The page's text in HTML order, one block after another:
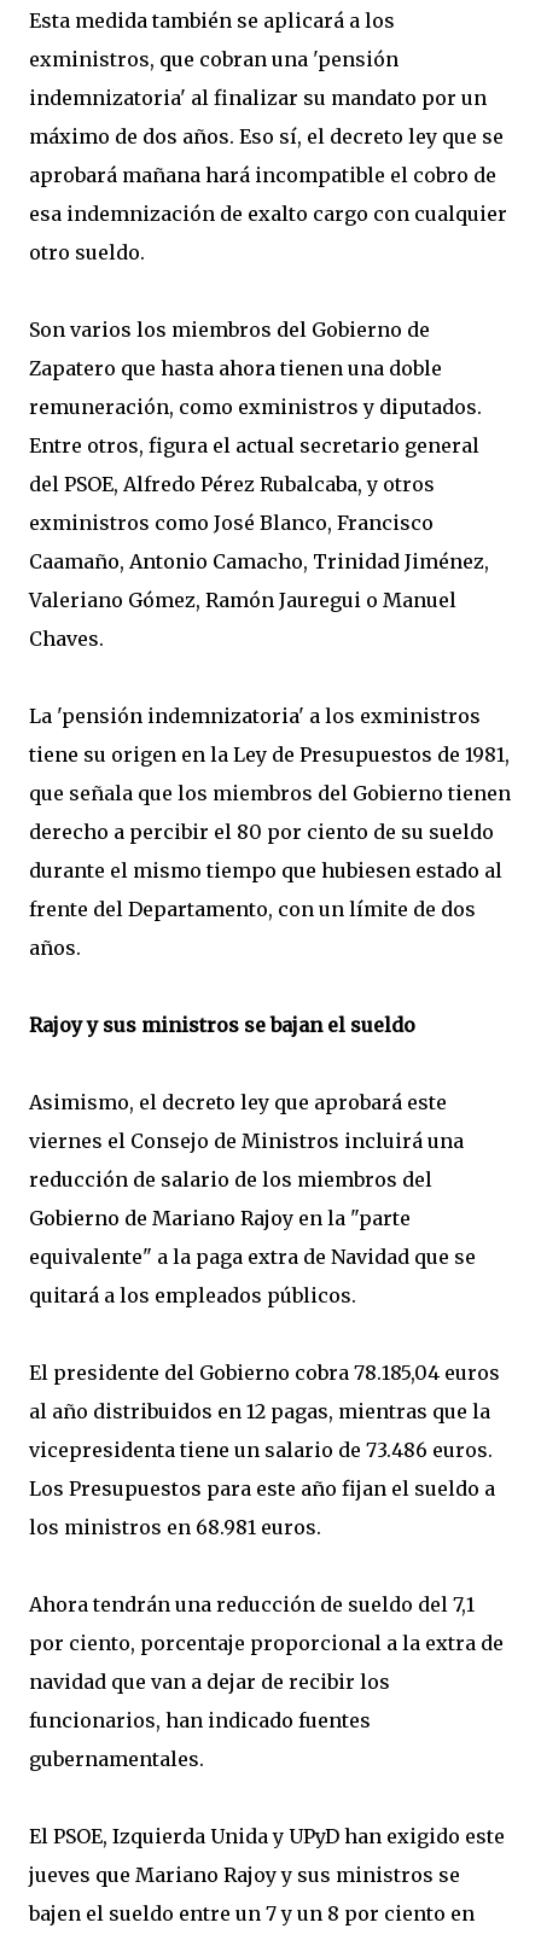
Esta medida también se aplicará a los
exministros, que cobran una 'pensión
indemnizatoria' al finalizar su mandato por un
máximo de dos años. Eso sí, el decreto ley que se
aprobará mañana hará incompatible el cobro de
esa indemnización de exalto cargo con cualquier
otro sueldo.
Son varios los miembros del Gobierno de
Zapatero que hasta ahora tienen una doble
remuneración, como exministros y diputados.
Entre otros, figura el actual secretario general
del PSOE, Alfredo Pérez Rubalcaba, y otros
exministros como José Blanco, Francisco
Caamaño, Antonio Camacho, Trinidad Jiménez,
Valeriano Gómez, Ramón Jauregui o Manuel
Chaves.
La 'pensión indemnizatoria' a los exministros
tiene su origen en la Ley de Presupuestos de 1981,
que señala que los miembros del Gobierno tienen
derecho a percibir el 80 por ciento de su sueldo
durante el mismo tiempo que hubiesen estado al
frente del Departamento, con un límite de dos
años.
Rajoy y sus ministros se bajan el sueldo
Asimismo, el decreto ley que aprobará este
viernes el Consejo de Ministros incluirá una
reducción de salario de los miembros del
Gobierno de Mariano Rajoy en la "parte
equivalente" a la paga extra de Navidad que se
quitará a los empleados públicos.
El presidente del Gobierno cobra 78.185,04 euros
al año distribuidos en 12 pagas, mientras que la
vicepresidenta tiene un salario de 73.486 euros.
Los Presupuestos para este año fijan el sueldo a
los ministros en 68.981 euros.
Ahora tendrán una reducción de sueldo del 7,1
por ciento, porcentaje proporcional a la extra de
navidad que van a dejar de recibir los
funcionarios, han indicado fuentes
gubernamentales.
El PSOE, Izquierda Unida y UPyD han exigido este
jueves que Mariano Rajoy y sus ministros se
bajen el sueldo entre un 7 y un 8 por ciento en